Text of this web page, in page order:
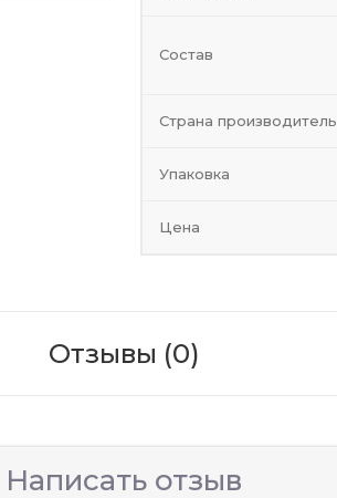
Состав
Страна производитель
Упаковка
Цена
Отзывы (0)
Написать отзыв